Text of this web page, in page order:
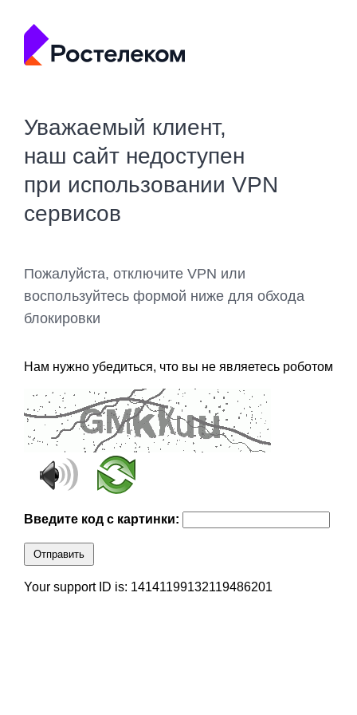
Уважаемый клиент,
наш сайт недоступен
при использовании VPN
сервисов
Пожалуйста, отключите VPN или
воспользуйтесь формой ниже для обхода
блокировки
Нам нужно убедиться, что вы не являетесь роботом
Введите код с картинки:
Отправить
Your support ID is: 14141199132119486201